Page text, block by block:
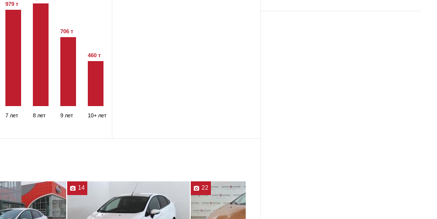
979 т
7 лет 8 лет
706 т
9 лет
460 т
10+ лет
14 22